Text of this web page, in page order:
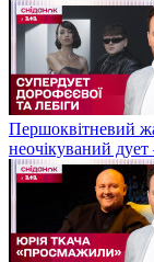
Першоквітневий
неочікуваний